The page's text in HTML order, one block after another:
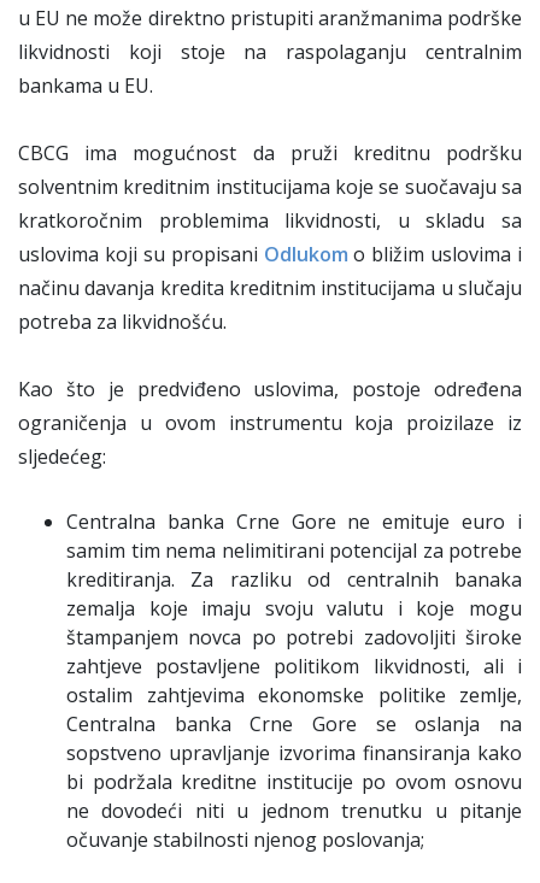
u EU ne može direktno pristupiti aranžmanima podrške
likvidnosti koji stoje na raspolaganju centralnim
bankama u EU.
CBCG ima mogućnost da pruži kreditnu podršku
solventnim kreditnim institucijama koje se suočavaju sa
kratkoročnim problemima likvidnosti, u skladu sa
uslovima koji su propisani Odlukom o bližim uslovima i
načinu davanja kredita kreditnim institucijama u slučaju
potreba za likvidnošću.
Kao što je predviđeno uslovima, postoje određena
ograničenja u ovom instrumentu koja proizilaze iz
sljedećeg:
Centralna banka Crne Gore ne emituje euro i
samim tim nema nelimitirani potencijal za potrebe
kreditiranja. Za razliku od centralnih banaka
zemalja koje imaju svoju valutu i koje mogu
štampanjem novca po potrebi zadovoljiti široke
zahtjeve postavljene politikom likvidnosti, ali i
ostalim zahtjevima ekonomske politike zemlje,
Centralna banka Crne Gore se oslanja na
sopstveno upravljanje izvorima finansiranja kako
bi podržala kreditne institucije po ovom osnovu
ne dovodeći niti u jednom trenutku u pitanje
očuvanje stabilnosti njenog poslovanja;